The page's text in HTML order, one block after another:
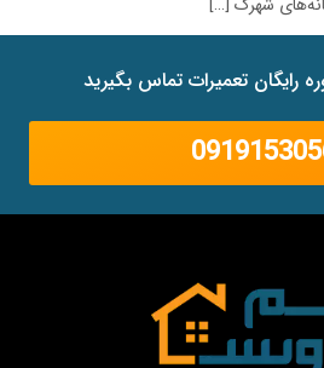
رایگان تعمیرات تماس بگیرید